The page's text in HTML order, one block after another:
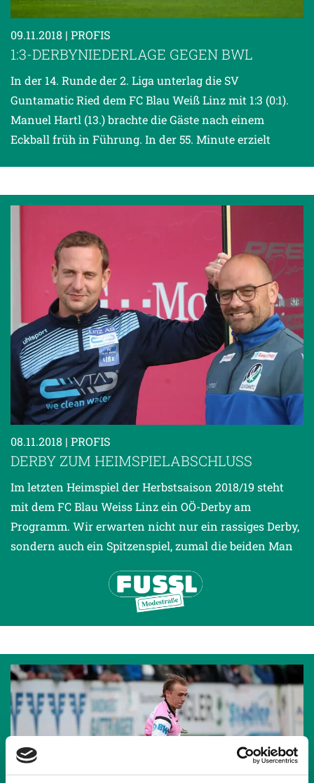
09.11.2018 | PROFIS
1:3-DERBYNIEDERLAGE GEGEN BWL
In der 14. Runde der 2. Liga unterlag die SV
Guntamatic Ried dem FC Blau Weiß Linz mit 1:3 (0:1).
Manuel Hartl (13.) brachte die Gäste nach einem
Eckball früh in Führung. In der 55. Minute erzielt
08.11.2018 | PROFIS
DERBY ZUM HEIMSPIELABSCHLUSS
Im letzten Heimspiel der Herbstsaison 2018/19 steht
mit dem FC Blau Weiss Linz ein OÖ-Derby am
Programm. Wir erwarten nicht nur ein rassiges Derby,
sondern auch ein Spitzenspiel, zumal die beiden Man